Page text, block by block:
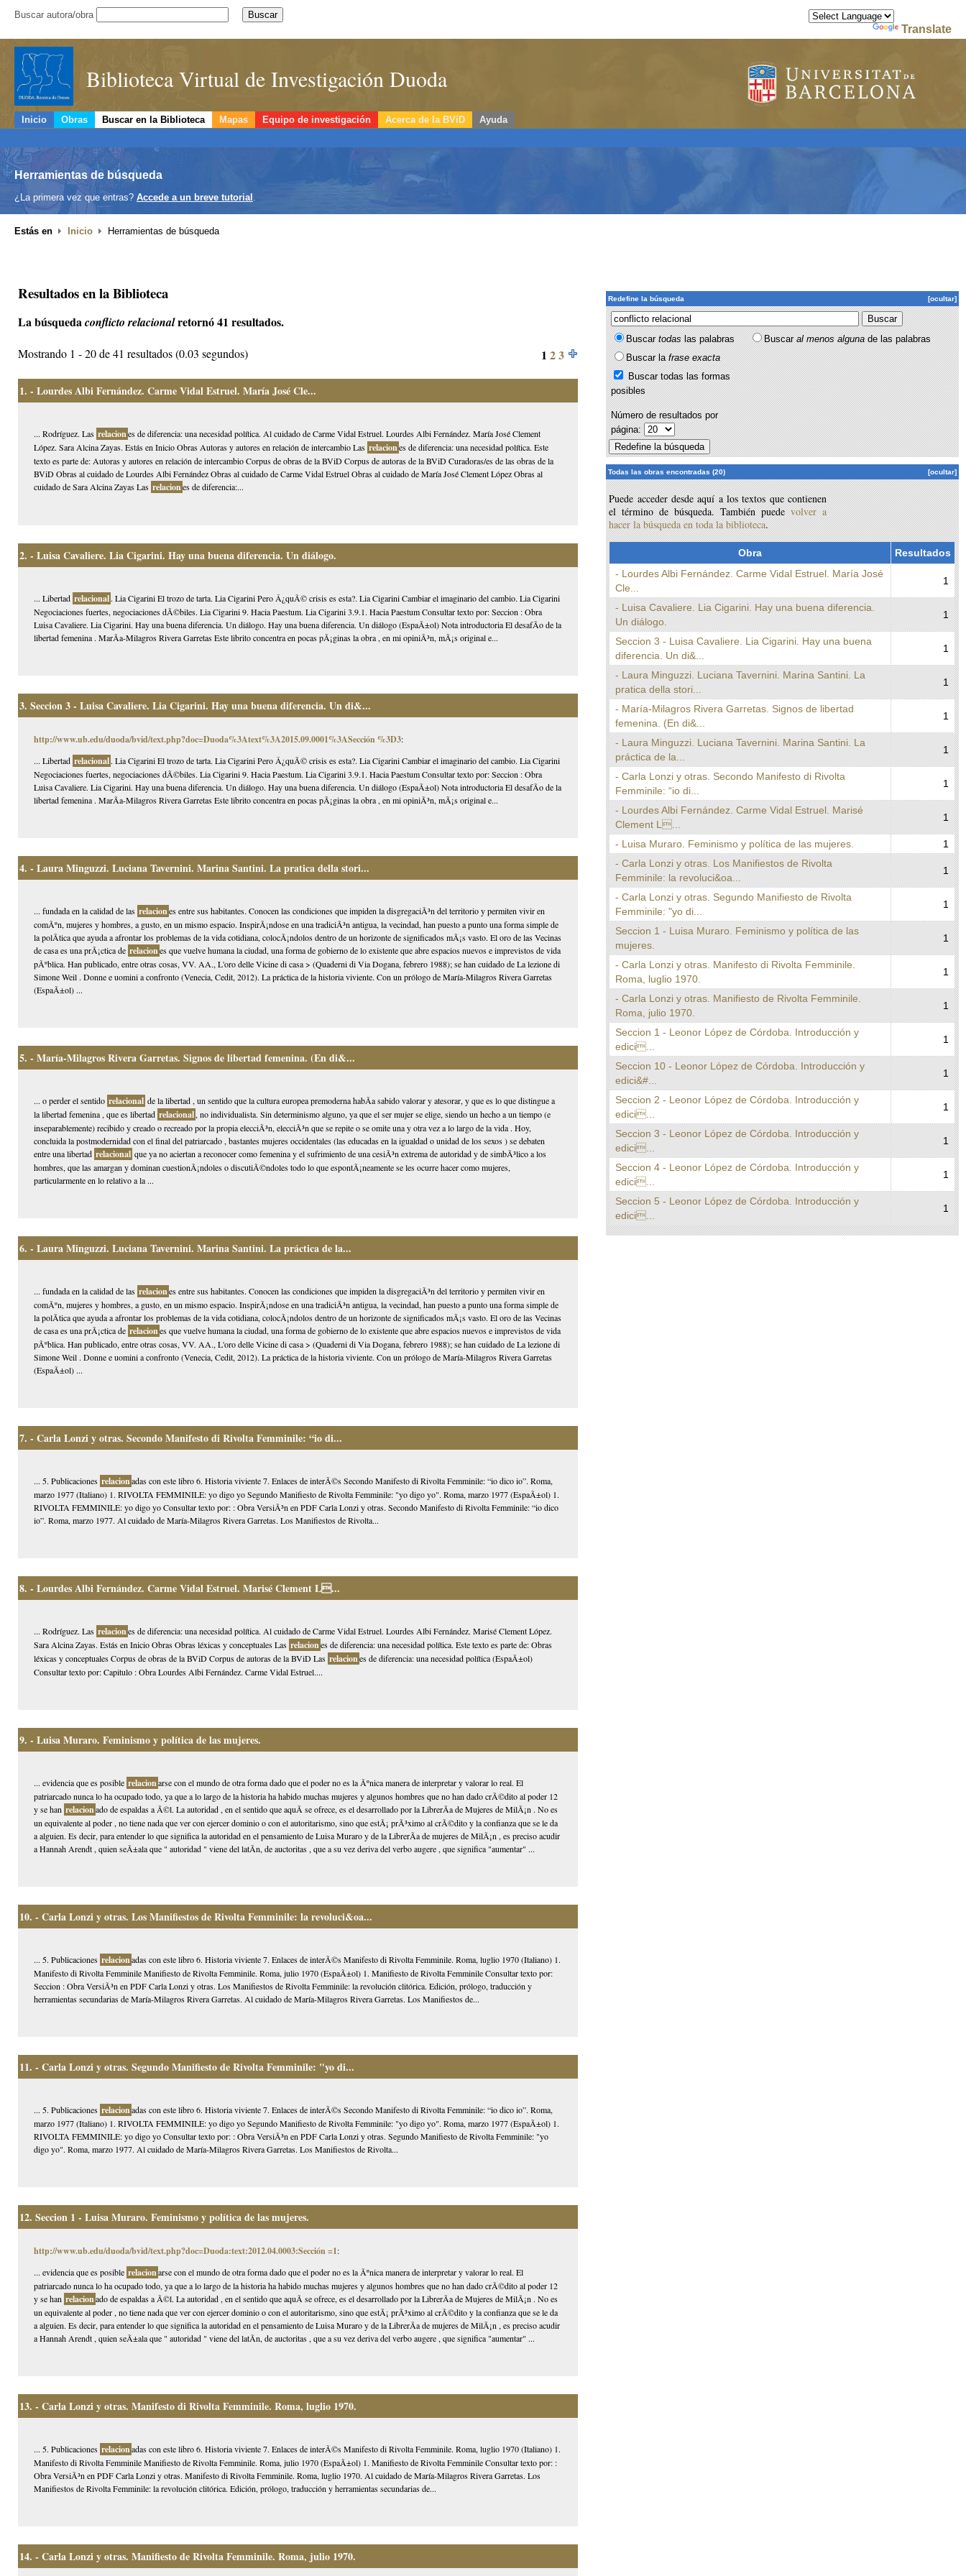
Translate
Buscar autora/obra
Biblioteca Virtual de Investigación Duoda
Inicio Obras Buscar en la Biblioteca Mapas Equipo de investigación Acerca de la BViD Ayuda
Herramientas de búsqueda
¿La primera vez que entras? Accede a un breve tutorial .
Estás en Inicio Herramientas de búsqueda
Resultados en la Biblioteca
La búsquedaconflicto relacionalretornó 41 resultados.
Mostrando 1 - 20 de 41 resultados (0.03 segundos) 1 23
1. - Lourdes Albi Fernández. Carme Vidal Estruel. María José Cle...
... Rodríguez. Las relaciones de diferencia: una necesidad política. Al cuidado de Carme Vidal Estruel. Lourdes Albi Fernández. María José Clement
López. Sara Alcina Zayas. Estás en Inicio Obras Autoras y autores en relación de intercambio Las relaciones de diferencia: una necesidad política. Este
texto es parte de: Autoras y autores en relación de intercambio Corpus de obras de la BViD Corpus de autoras de la BViD Curadoras/es de las obras de la
BViD Obras al cuidado de Lourdes Albi Fernández Obras al cuidado de Carme Vidal Estruel Obras al cuidado de María José Clement López Obras al
cuidado de Sara Alcina Zayas Las relaciones de diferencia:...
2. - Luisa Cavaliere. Lia Cigarini. Hay una buena diferencia. Un diálogo.
... Libertad relacional. Lia Cigarini El trozo de tarta. Lia Cigarini Pero Â¿quÃ© crisis es esta?. Lia Cigarini Cambiar el imaginario del cambio. Lia Cigarini
Negociaciones fuertes, negociaciones dÃ©biles. Lia Cigarini 9. Hacia Paestum. Lia Cigarini 3.9.1. Hacia Paestum Consultar texto por: Seccion : Obra
Luisa Cavaliere. Lia Cigarini. Hay una buena diferencia. Un diálogo. Hay una buena diferencia. Un diálogo (EspaÃ±ol) Nota introductoria El desafÃ­o de la
libertad femenina . MarÃ­a-Milagros Rivera Garretas Este librito concentra en pocas pÃ¡ginas la obra , en mi opiniÃ³n, mÃ¡s original e...
3. Seccion 3 - Luisa Cavaliere. Lia Cigarini. Hay una buena diferencia. Un di&...
http://www.ub.edu/duoda/bvid/text.php?doc=Duoda%3Atext%3A2015.09.0001%3ASección %3D3:
... Libertad relacional. Lia Cigarini El trozo de tarta. Lia Cigarini Pero Â¿quÃ© crisis es esta?. Lia Cigarini Cambiar el imaginario del cambio. Lia Cigarini
Negociaciones fuertes, negociaciones dÃ©biles. Lia Cigarini 9. Hacia Paestum. Lia Cigarini 3.9.1. Hacia Paestum Consultar texto por: Seccion : Obra
Luisa Cavaliere. Lia Cigarini. Hay una buena diferencia. Un diálogo. Hay una buena diferencia. Un diálogo (EspaÃ±ol) Nota introductoria El desafÃ­o de la
libertad femenina . MarÃ­a-Milagros Rivera Garretas Este librito concentra en pocas pÃ¡ginas la obra , en mi opiniÃ³n, mÃ¡s original e...
4. - Laura Minguzzi. Luciana Tavernini. Marina Santini. La pratica della stori...
... fundada en la calidad de las relaciones entre sus habitantes. Conocen las condiciones que impiden la disgregaciÃ³n del territorio y permiten vivir en
comÃºn, mujeres y hombres, a gusto, en un mismo espacio. InspirÃ¡ndose en una tradiciÃ³n antigua, la vecindad, han puesto a punto una forma simple de
la polÃ­tica que ayuda a afrontar los problemas de la vida cotidiana, colocÃ¡ndolos dentro de un horizonte de significados mÃ¡s vasto. El oro de las Vecinas
de casa es una prÃ¡ctica de relaciones que vuelve humana la ciudad, una forma de gobierno de lo existente que abre espacios nuevos e imprevistos de vida
pÃºblica. Han publicado, entre otras cosas, VV. AA., L'oro delle Vicine di casa > (Quaderni di Via Dogana, febrero 1988); se han cuidado de La lezione di
Simone Weil . Donne e uomini a confronto (Venecia, Cedit, 2012). La práctica de la historia viviente. Con un prólogo de María-Milagros Rivera Garretas
(EspaÃ±ol) ...
5. - María-Milagros Rivera Garretas. Signos de libertad femenina. (En di&...
... o perder el sentido relacional de la libertad , un sentido que la cultura europea premoderna habÃ­a sabido valorar y atesorar, y que es lo que distingue a
la libertad femenina , que es libertad relacional, no individualista. Sin determinismo alguno, ya que el ser mujer se elige, siendo un hecho a un tiempo (e
inseparablemente) recibido y creado o recreado por la propia elecciÃ³n, elecciÃ³n que se repite o se omite una y otra vez a lo largo de la vida . Hoy,
concluida la postmodernidad con el final del patriarcado , bastantes mujeres occidentales (las educadas en la igualdad o unidad de los sexos ) se debaten
entre una libertad relacional que ya no aciertan a reconocer como femenina y el sufrimiento de una cesiÃ³n extrema de autoridad y de simbÃ³lico a los
hombres, que las amargan y dominan cuestionÃ¡ndoles o discutiÃ©ndoles todo lo que espontÃ¡neamente se les ocurre hacer como mujeres,
particularmente en lo relativo a la ...
6. - Laura Minguzzi. Luciana Tavernini. Marina Santini. La práctica de la...
... fundada en la calidad de las relaciones entre sus habitantes. Conocen las condiciones que impiden la disgregaciÃ³n del territorio y permiten vivir en
comÃºn, mujeres y hombres, a gusto, en un mismo espacio. InspirÃ¡ndose en una tradiciÃ³n antigua, la vecindad, han puesto a punto una forma simple de
la polÃ­tica que ayuda a afrontar los problemas de la vida cotidiana, colocÃ¡ndolos dentro de un horizonte de significados mÃ¡s vasto. El oro de las Vecinas
de casa es una prÃ¡ctica de relaciones que vuelve humana la ciudad, una forma de gobierno de lo existente que abre espacios nuevos e imprevistos de vida
pÃºblica. Han publicado, entre otras cosas, VV. AA., L'oro delle Vicine di casa > (Quaderni di Via Dogana, febrero 1988); se han cuidado de La lezione di
Simone Weil . Donne e uomini a confronto (Venecia, Cedit, 2012). La práctica de la historia viviente. Con un prólogo de María-Milagros Rivera Garretas
(EspaÃ±ol) ...
7. - Carla Lonzi y otras. Secondo Manifesto di Rivolta Femminile: “io di...
... 5. Publicaciones relacionadas con este libro 6. Historia viviente 7. Enlaces de interÃ©s Secondo Manifesto di Rivolta Femminile: “io dico io”. Roma,
marzo 1977 (Italiano) 1. RIVOLTA FEMMINILE: yo digo yo Segundo Manifiesto de Rivolta Femminile: "yo digo yo". Roma, marzo 1977 (EspaÃ±ol) 1.
RIVOLTA FEMMINILE: yo digo yo Consultar texto por: : Obra VersiÃ³n en PDF Carla Lonzi y otras. Secondo Manifesto di Rivolta Femminile: “io dico
io”. Roma, marzo 1977. Al cuidado de María-Milagros Rivera Garretas. Los Manifiestos de Rivolta...
8. - Lourdes Albi Fernández. Carme Vidal Estruel. Marisé Clement L...
... Rodríguez. Las relaciones de diferencia: una necesidad política. Al cuidado de Carme Vidal Estruel. Lourdes Albi Fernández. Marisé Clement López.
Sara Alcina Zayas. Estás en Inicio Obras Obras léxicas y conceptuales Las relaciones de diferencia: una necesidad política. Este texto es parte de: Obras
léxicas y conceptuales Corpus de obras de la BViD Corpus de autoras de la BViD Las relaciones de diferencia: una necesidad política (EspaÃ±ol)
Consultar texto por: Capitulo : Obra Lourdes Albi Fernández. Carme Vidal Estruel....
9. - Luisa Muraro. Feminismo y política de las mujeres.
... evidencia que es posible relacionarse con el mundo de otra forma dado que el poder no es la Ãºnica manera de interpretar y valorar lo real. El
patriarcado nunca lo ha ocupado todo, ya que a lo largo de la historia ha habido muchas mujeres y algunos hombres que no han dado crÃ©dito al poder 12
y se han relacionado de espaldas a Ã©l. La autoridad , en el sentido que aquÃ­ se ofrece, es el desarrollado por la LibrerÃ­a de Mujeres de MilÃ¡n . No es
un equivalente al poder , no tiene nada que ver con ejercer dominio o con el autoritarismo, sino que estÃ¡ prÃ³ximo al crÃ©dito y la confianza que se le da
a alguien. Es decir, para entender lo que significa la autoridad en el pensamiento de Luisa Muraro y de la LibrerÃ­a de mujeres de MilÃ¡n , es preciso acudir
a Hannah Arendt , quien seÃ±ala que " autoridad " viene del latÃ­n, de auctoritas , que a su vez deriva del verbo augere , que significa "aumentar" ...
10. - Carla Lonzi y otras. Los Manifiestos de Rivolta Femminile: la revoluci&oa...
... 5. Publicaciones relacionadas con este libro 6. Historia viviente 7. Enlaces de interÃ©s Manifesto di Rivolta Femminile. Roma, luglio 1970 (Italiano) 1.
Manifesto di Rivolta Femminile Manifiesto de Rivolta Femminile. Roma, julio 1970 (EspaÃ±ol) 1. Manifiesto de Rivolta Femminile Consultar texto por:
Seccion : Obra VersiÃ³n en PDF Carla Lonzi y otras. Los Manifiestos de Rivolta Femminile: la revolución clitórica. Edición, prólogo, traducción y
herramientas secundarias de María-Milagros Rivera Garretas. Al cuidado de María-Milagros Rivera Garretas. Los Manifiestos de...
11. - Carla Lonzi y otras. Segundo Manifiesto de Rivolta Femminile: "yo di...
... 5. Publicaciones relacionadas con este libro 6. Historia viviente 7. Enlaces de interÃ©s Secondo Manifesto di Rivolta Femminile: “io dico io”. Roma,
marzo 1977 (Italiano) 1. RIVOLTA FEMMINILE: yo digo yo Segundo Manifiesto de Rivolta Femminile: "yo digo yo". Roma, marzo 1977 (EspaÃ±ol) 1.
RIVOLTA FEMMINILE: yo digo yo Consultar texto por: : Obra VersiÃ³n en PDF Carla Lonzi y otras. Segundo Manifiesto de Rivolta Femminile: "yo
digo yo". Roma, marzo 1977. Al cuidado de María-Milagros Rivera Garretas. Los Manifiestos de Rivolta...
12. Seccion 1 - Luisa Muraro. Feminismo y política de las mujeres.
http://www.ub.edu/duoda/bvid/text.php?doc=Duoda:text:2012.04.0003:Sección =1:
... evidencia que es posible relacionarse con el mundo de otra forma dado que el poder no es la Ãºnica manera de interpretar y valorar lo real. El
patriarcado nunca lo ha ocupado todo, ya que a lo largo de la historia ha habido muchas mujeres y algunos hombres que no han dado crÃ©dito al poder 12
y se han relacionado de espaldas a Ã©l. La autoridad , en el sentido que aquÃ­ se ofrece, es el desarrollado por la LibrerÃ­a de Mujeres de MilÃ¡n . No es
un equivalente al poder , no tiene nada que ver con ejercer dominio o con el autoritarismo, sino que estÃ¡ prÃ³ximo al crÃ©dito y la confianza que se le da
a alguien. Es decir, para entender lo que significa la autoridad en el pensamiento de Luisa Muraro y de la LibrerÃ­a de mujeres de MilÃ¡n , es preciso acudir
a Hannah Arendt , quien seÃ±ala que " autoridad " viene del latÃ­n, de auctoritas , que a su vez deriva del verbo augere , que significa "aumentar" ...
13. - Carla Lonzi y otras. Manifesto di Rivolta Femminile. Roma, luglio 1970.
... 5. Publicaciones relacionadas con este libro 6. Historia viviente 7. Enlaces de interÃ©s Manifesto di Rivolta Femminile. Roma, luglio 1970 (Italiano) 1.
Manifesto di Rivolta Femminile Manifiesto de Rivolta Femminile. Roma, julio 1970 (EspaÃ±ol) 1. Manifiesto de Rivolta Femminile Consultar texto por: :
Obra VersiÃ³n en PDF Carla Lonzi y otras. Manifesto di Rivolta Femminile. Roma, luglio 1970. Al cuidado de María-Milagros Rivera Garretas. Los
Manifiestos de Rivolta Femminile: la revolución clitórica. Edición, prólogo, traducción y herramientas secundarias de...
14. - Carla Lonzi y otras. Manifiesto de Rivolta Femminile. Roma, julio 1970.
[ocultar]
Redefine la búsqueda
Buscartodaslas palabras Buscaral menos algunade las palabras
Buscar lafrase exacta
Buscar todas las formas
posibles
Número de resultados por
página:
[ocultar]
Todas las obras encontradas (20)
Puede acceder desde aquí a los textos que contienen
el término de búsqueda. También puedevolver a
hacer la búsqueda en toda la biblioteca.
Obra
Resultados
- Lourdes Albi Fernández. Carme Vidal Estruel. María José
Cle...
1
- Luisa Cavaliere. Lia Cigarini. Hay una buena diferencia.
Un diálogo.
1
Seccion 3 - Luisa Cavaliere. Lia Cigarini. Hay una buena
diferencia. Un di&...
1
- Laura Minguzzi. Luciana Tavernini. Marina Santini. La
pratica della stori...
1
- María-Milagros Rivera Garretas. Signos de libertad
femenina. (En di&...
1
- Laura Minguzzi. Luciana Tavernini. Marina Santini. La
práctica de la...
1
- Carla Lonzi y otras. Secondo Manifesto di Rivolta
Femminile: “io di...
1
- Lourdes Albi Fernández. Carme Vidal Estruel. Marisé
Clement L...
1
- Luisa Muraro. Feminismo y política de las mujeres.
1
- Carla Lonzi y otras. Los Manifiestos de Rivolta
Femminile: la revoluci&oa...
1
- Carla Lonzi y otras. Segundo Manifiesto de Rivolta
Femminile: "yo di...
1
Seccion 1 - Luisa Muraro. Feminismo y política de las
mujeres.
1
- Carla Lonzi y otras. Manifesto di Rivolta Femminile.
Roma, luglio 1970.
1
- Carla Lonzi y otras. Manifiesto de Rivolta Femminile.
Roma, julio 1970.
1
Seccion 1 - Leonor López de Córdoba. Introducción y
edici...
1
Seccion 10 - Leonor López de Córdoba. Introducción y
edici&#...
1
Seccion 2 - Leonor López de Córdoba. Introducción y
edici...
1
Seccion 3 - Leonor López de Córdoba. Introducción y
edici...
1
Seccion 4 - Leonor López de Córdoba. Introducción y
edici...
1
Seccion 5 - Leonor López de Córdoba. Introducción y
edici...
1